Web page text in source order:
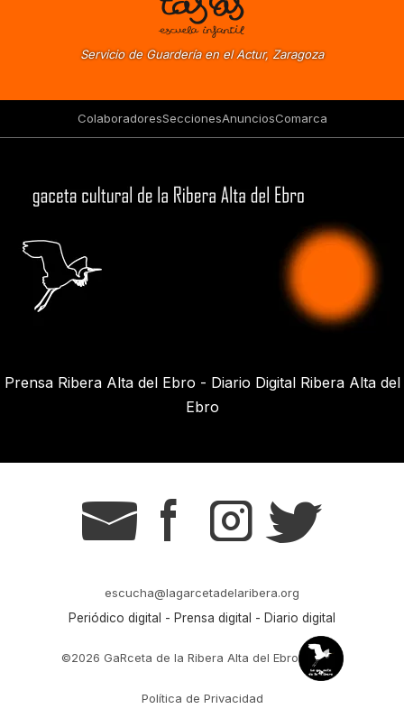
Servicio de Guardería en el Actur, Zaragoza
ColaboradoresSeccionesAnunciosComarca
Prensa Ribera Alta del Ebro - Diario Digital Ribera Alta del
Ebro
g s t r
escucha@lagarcetadelaribera.org
Periódico digital - Prensa digital - Diario digital
©2026 GaRceta de la Ribera Alta del Ebro
Política de Privacidad